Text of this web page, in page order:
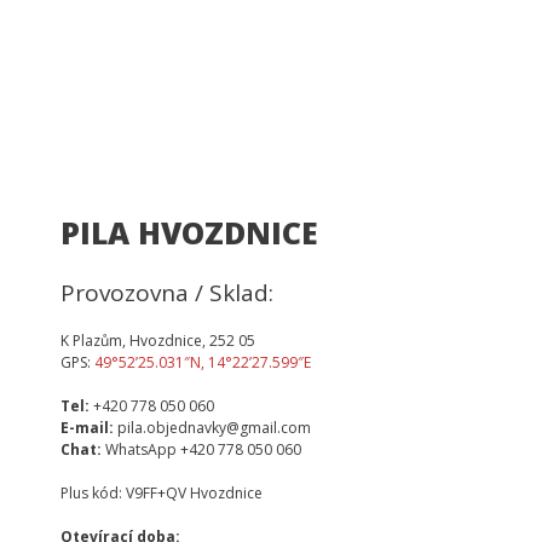
PILA HVOZDNICE
Provozovna / Sklad:
K Plazům, Hvozdnice, 252 05
GPS: 49°52’25.031″N, 14°22’27.599″E
Tel: +420 778 050 060
E-mail: pila.objednavky@gmail.com
Chat: WhatsApp +420 778 050 060
Plus kód: V9FF+QV Hvozdnice
Otevírací doba: